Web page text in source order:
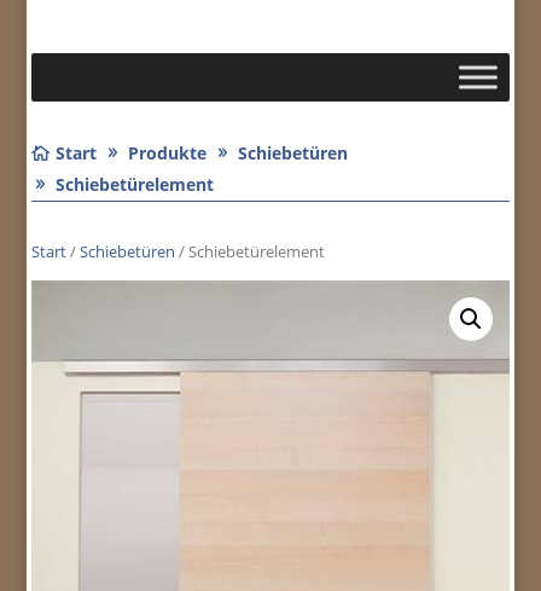
Start Produkte
Schiebetüren
Schiebetürelement
Start/Schiebetüren / Schiebetürelement